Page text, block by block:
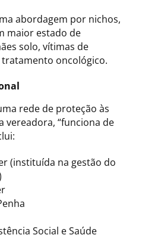
abordagem por nichos,
maior estado de
solo, vítimas de
oncológico.
rede de proteção às
vereadora, “funciona de
(instituída na gestão do
Social e Saúde